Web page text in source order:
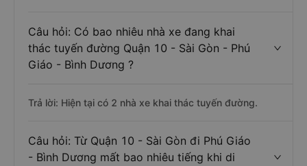
Câu hỏi: Có bao nhiêu nhà xe đang khai
thác tuyến đường Quận 10 - Sài Gòn - Phú
Giáo - Bình Dương ?
Trả lời: Hiện tại có 2 nhà xe khai thác tuyến đường.
Câu hỏi: Từ Quận 10 - Sài Gòn đi Phú Giáo
- Bình Dương mất bao nhiêu tiếng khi di